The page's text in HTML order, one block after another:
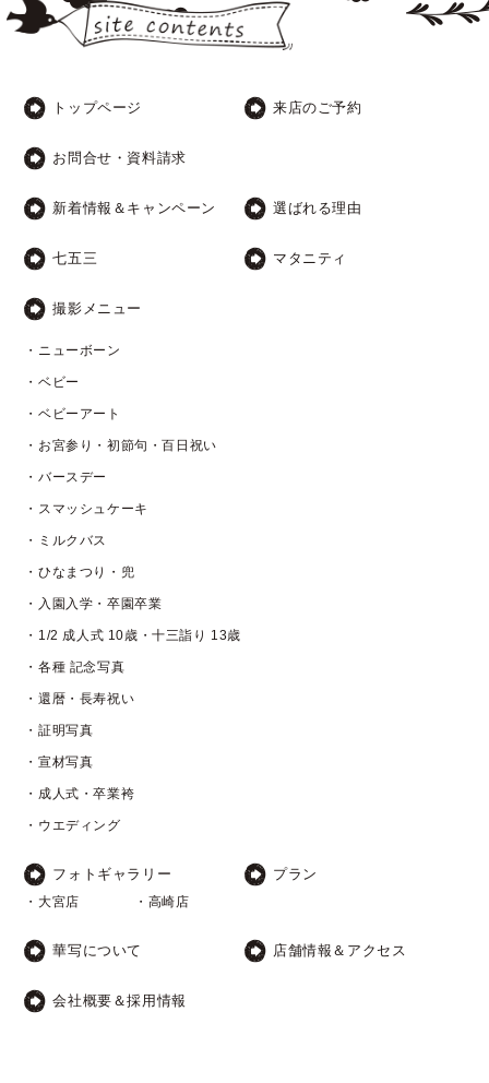
トップページ 来店のご予約
お問合せ・資料請求
新着情報＆キャンペーン 選ばれる理由
七五三 マタニティ
撮影メニュー
・ニューボーン
・ベビー
・ベビーアート
・お宮参り・初節句・百日祝い
・バースデー
・スマッシュケーキ
・ミルクバス
・ひなまつり・兜
・入園入学・卒園卒業
・1/2 成人式 10歳・十三詣り 13歳
・各種 記念写真
・還暦・長寿祝い
・証明写真
・宣材写真
・成人式・卒業袴
・ウエディング
フォトギャラリー
・大宮店 ・高崎店
プラン
華写について 店舗情報＆アクセス
会社概要＆採用情報